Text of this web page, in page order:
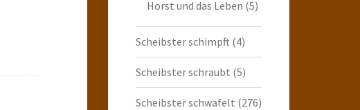
Horst und das Leben (5)
Scheibster schimpft (4)
Scheibster schraubt (5)
Scheibster schwafelt (276)